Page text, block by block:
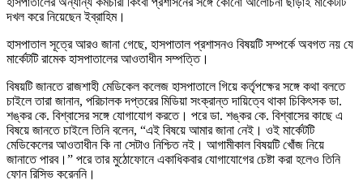
দখল করে নিয়েছেন ইব্রাহিম।
হাসপাতাল সূত্রে আরও জানা গেছে, হাসপাতাল প্রশাসনও বিষয়টি সম্পর্কে অবগত নয় যে
মার্কেটটি রামেক হাসপাতালের আওতাধীন সম্পত্তি।
বিষয়টি জানতে রাজশাহী মেডিকেল কলেজ হাসপাতালে গিয়ে কর্তৃপক্ষের সঙ্গে কথা বলতে
চাইলে তারা জানান, পরিচালক দপ্তরের মিডিয়া সংক্রান্ত দায়িত্বে থাকা চিকিৎসক ডা.
শঙ্কর কে. বিশ্বাসের সঙ্গে যোগাযোগ করতে। পরে ডা. শঙ্কর কে. বিশ্বাসের কাছে এ
বিষয়ে জানতে চাইলে তিনি বলেন, “এই বিষয়ে আমার জানা নেই। ওই মার্কেটটি
মেডিকেলের আওতাধীন কি না সেটাও নিশ্চিত নই। আগামীকাল বিষয়টি খোঁজ নিয়ে
জানাতে পারব।” পরে তার মুঠোফোনে একাধিকবার যোগাযোগের চেষ্টা করা হলেও তিনি
ফোন রিসিভ করেননি।